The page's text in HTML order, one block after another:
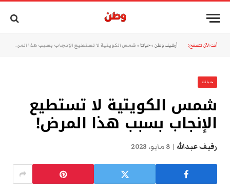
أنت الآن تتصفح: أرشيف وطن »حياتنا » شمس الكويتية لا تستطيع الإنجاب بسبب هذا المرض!
حياتنا
شمس الكويتية لا تستطيع
الإنجاب بسبب هذا المرض!
رفيف عبدالله 8 مايو، 2023